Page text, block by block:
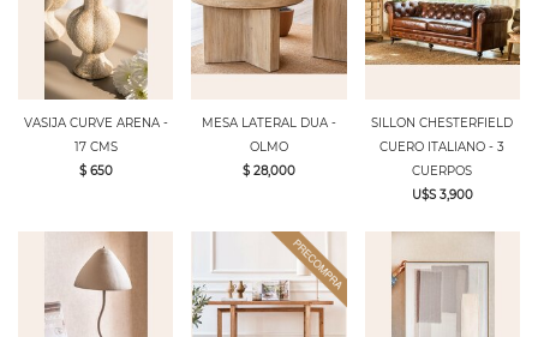
VASIJA CURVE ARENA -
17 CMS
$ 650
MESA LATERAL DUA -
OLMO
$ 28,000
SILLON CHESTERFIELD
CUERO ITALIANO - 3
CUERPOS
U$S 3,900